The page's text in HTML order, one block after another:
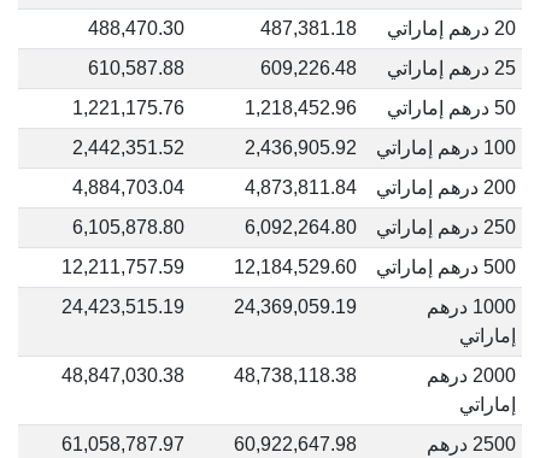
20 درهم إماراتي
487,381.18
488,470.30
25 درهم إماراتي
609,226.48
610,587.88
50 درهم إماراتي
1,218,452.96
1,221,175.76
100 درهم إماراتي
2,436,905.92
2,442,351.52
200 درهم إماراتي
4,873,811.84
4,884,703.04
250 درهم إماراتي
6,092,264.80
6,105,878.80
500 درهم إماراتي
12,184,529.60
12,211,757.59
1000 درهم
إماراتي
24,369,059.19
24,423,515.19
2000 درهم
إماراتي
48,738,118.38
48,847,030.38
2500 درهم
60,922,647.98
61,058,787.97